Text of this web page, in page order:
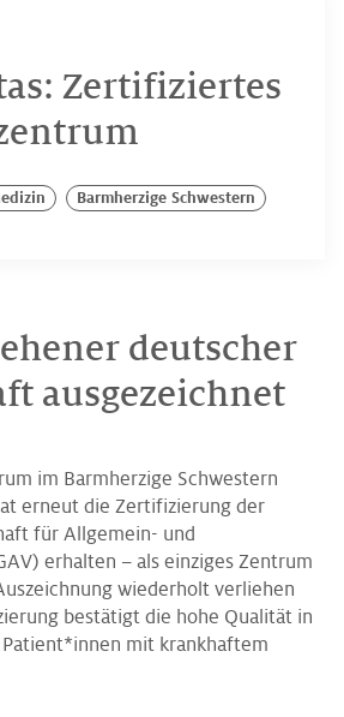
Zertifiziertes
Barmherzige Schwestern
deutscher
ausgezeichnet
im Barmherzige Schwestern
erneut die Zertifizierung der
für Allgemein- und
erhalten – als einziges Zentrum
wiederholt verliehen
bestätigt die hohe Qualität in
mit krankhaftem